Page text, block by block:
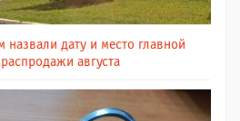
назвали дату и место главной
августа